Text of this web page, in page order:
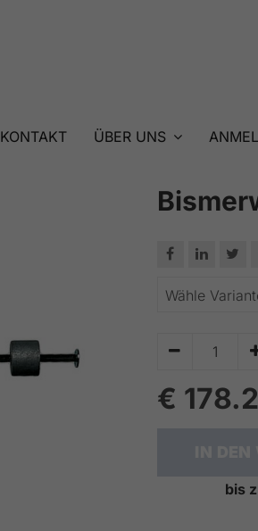
KONTAKT ÜBER UNS
  

€
bis